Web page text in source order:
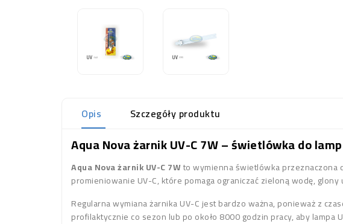
Opis Szczegóły produktu
Aqua Nova żarnik UV-C 7W – świetlówka do
Aqua Nova żarnik UV-C 7Wto wymienna świetlówka przeznaczona
promieniowanie UV-C, które pomaga ograniczać zieloną wodę,
Regularna wymiana żarnika UV-C jest bardzo ważna, ponieważ z
profilaktycznie co sezon lub po około 8000 godzin pracy, aby lampa